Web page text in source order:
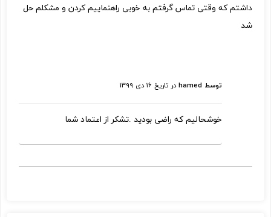
داشتم که وقتی تماس گرفتم به خوبی راهنماییم کردن و مشکلم حل
شد
توسط hamed در تاریخ 16 دی 1399
خوشحالیم که راضی بودید .تشکر از اعتماد شما